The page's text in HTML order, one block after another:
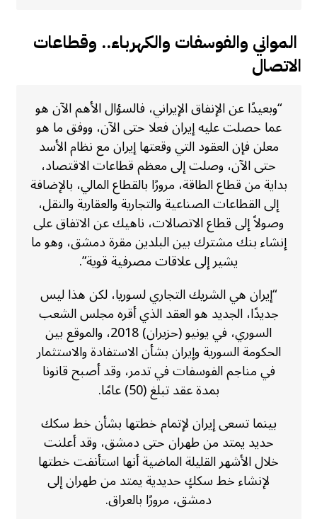
المواني والفوسفات والكهرباء.. وقطاعات
الاتصال
“وبعيدًا عن الإنفاق الإيراني، فالسؤال الأهم الآن هو
عما حصلت عليه إيران فعلا حتى الآن، ووفق ما هو
معلن فإن العقود التي وقعتها إيران مع نظام الأسد
حتى الآن، وصلت إلى معظم قطاعات الاقتصاد،
بداية من قطاع الطاقة، مرورًا بالقطاع المالي، بالإضافة
إلى القطاعات الصناعية والتجارية والعقارية والنقل،
وصولاً إلى قطاع الاتصالات، ناهيك عن الاتفاق على
إنشاء بنك مشترك بين البلدين مقرة دمشق، وهو ما
يشير إلى علاقات مصرفية قوية”.
“إيران هي الشريك التجاري لسوريا، لكن هذا ليس
جديدًا، الجديد هو العقد الذي أقره مجلس الشعب
السوري، في يونيو (حزيران) 2018، والموقع بين
الحكومة السورية وإيران بشأن الاستفادة والاستثمار
في مناجم الفوسفات في تدمر، وقد أصبح قانونا
بمدة عقد تبلغ (50) عامًا.
بينما تسعى إيران لإتمام خطتها بشأن خط سكك
حديد يمتد من طهران حتى دمشق، وقد أعلنت
خلال الأشهر القليلة الماضية أنها استأنفت خطتها
لإنشاء خط سككٍ حديدية يمتد من طهران إلى
دمشق، مرورًا بالعراق.